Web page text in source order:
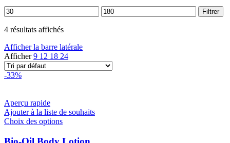
Prix
min
Prix
max
Filtrer
4 résultats affichés
Afficher la barre latérale
Afficher9 12 18 24
-33%
Aperçu rapide
Ajouter à la liste de souhaits
Choix des optionsCe
a